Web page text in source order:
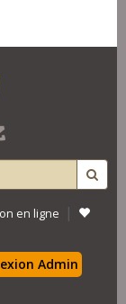
en ligne |
Admin